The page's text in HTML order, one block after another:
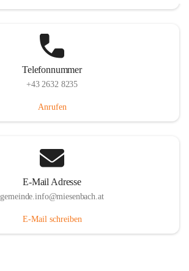
Telefonnummer
+43 2632 8235
Anrufen
E-Mail Adresse
gemeinde.info@miesenbach.at
E-Mail schreiben